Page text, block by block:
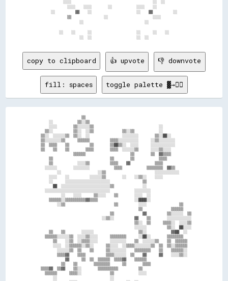
          ░░░░                                        ░░  ░░
            ░░░░    ░░░░        ░░            ░░░░    ░░
    ░░          ▓▓    ░░                      ░░    ▓▓          ░░
            ▒▒                ░░                      ░░░░
                  ░░                              ░░
        ░░    ░░      ░░                      ░░      ░░    ░░
copy to clipboard 👍 upvote 👎 downvote
fill: spaces toggle palette ▓→✊🏽
                      ▒▒
      ░░            ▒▒░░▒▒
      ░░░░        ▒▒░░░░░░▒▒                                ░░
    ▒▒░░          ▒▒░░  ░░▒▒              ▒▒░░▒▒            ░░
  ▒▒░░  ░░░░░░▒▒  ▒▒░░  ░░                ░░░░░░░░        ▒▒░░██░░
  ▒▒░░░░░░░░▒▒      ▒▒▒▒▒▒          ▒▒▒▒░░░░░░░░░░      ░░▒▒░░░░░░░░
  ▒▒  ▒▒▒▒    ▒▒          ▒▒        ▒▒██▒▒░░  ░░░░      ░░░░░░░░░░░░
  ▒▒    ▒▒    ▒▒        ▒▒▒▒        ▒▒▒▒  ░░░░░░▒▒      ░░░░▒▒░░░░
                  ▒▒▒▒▒▒                      ▒▒        ▒▒  ▓▓▒▒▒▒
      ▒▒                            ▒▒        ▒▒            ▒▒▒▒
      ▒▒            ░░░░▒▒          ▒▒▒▒    ▓▓            ▒▒▒▒
    ░░░░░░        ░░░░░░░░            ▒▒▒▒            ▒▒▒▒▒▒▒▒  ▓▓▒▒
          ░░                  ░░▒▒                        ░░░░░░░░░░░░
      ░░░░    ░░          ░░░░░░▒▒        ░░    ░░▒▒░░    ░░░░
      ░░      ░░░░░░░░░░░░░░░░░░░░░░                ▒▒
        ██  ░░░░░░░░░░░░░░░░░░░░░░░░▒▒              ░░
    ░░░░░░░░░░░░░░░░░░░░░░░░░░░░░░░░            ░░░░░░░░
            ░░    ░░░░      ▒▒░░░░    ▒▒        ░░░░  ░░
      ▒▒▒▒▒▒░░▒▒▒▒▒▒▒▒▒▒▓▓▒▒▒▒                  ░░████░░
          ░░▒▒                        ▒▒          ░░░░                ▒▒
                                                  ▒▒              ▒▒▒▒▒▒
                                    ▒▒              ▓▓          ▒▒░░░░░░  ▒▒
                                ░░▒▒░░          ▓▓    ▒▒        ░░░░░░░░░░░░
                                                ▒▒░░  ▒▒      ▒▒▒▒░░  ░░░░▒▒
                                                ░░░░░░          ▒▒░░  ██░░░░
      ▒▒    ▒▒        ░░░░░░                      ▒▒░░            ▓▓██  ░░
    ▒▒▒▒▒▒░░░░░░▒▒  ░░░░▒▒░░░░      ▒▒▒▒▒▒▒▒      ░░██░░        ▒▒▒▒▒▒▒▒
        ▒▒    ░░▒▒  ░░▒▒▒▒░░░░      ░░░░░░░░    ▒▒  ░░░░░░▒▒    ▒▒  ▒▒▒▒▒▒
        ░░░░  ░░▒▒▒▒▒▒░░▒▒░░      ▒▒░░░░  ░░▒▒▒▒░░░░░░░░▒▒  ▒▒  ▒▒░░▒▒▒▒▒▒
          ░░░░░░▒▒  ▒▒    ▒▒      ▒▒░░░░░░░░    ▒▒▒▒▒▒▒▒    ▒▒    ▒▒▒▒▒▒░░
          ▒▒▒▒▓▓    ▒▒▒▒          ▒▒▒▒░░░░░░  ▒▒    ▓▓      ▓▓    ░░░░▒▒░░
              ▓▓      ▒▒  ▒▒  ▒▒▒▒▒▒  ▒▒▒▒▓▓    ▒▒▒▒▒▒
            ▒▒    ▒▒        ▒▒▒▒▒▒▒▒      ▒▒        ▒▒▒▒
  ▒▒▒▒▓▓  ▒▒▓▓    ▒▒░░        ▒▒▒▒▒▒▒▒▒▒          ▒▒
    ▒▒▒▒▒▒      ▒▒▒▒░░              ▒▒            ░░░░
        ░░                          ░░